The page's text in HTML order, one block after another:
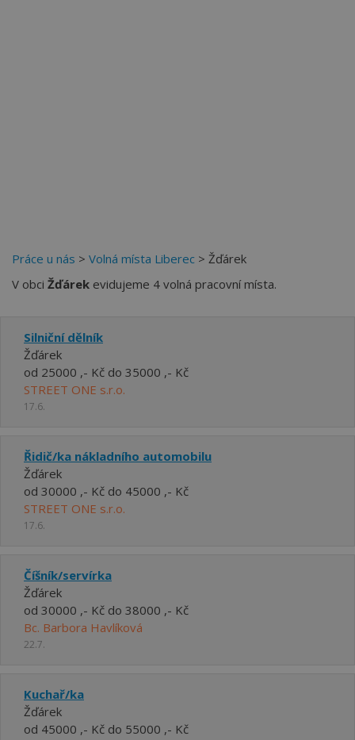
Práce u nás > Volná místa Liberec > Žďárek
V obci Žďárek evidujeme 4 volná pracovní místa.
Silniční dělník
Žďárek
od 25000 ,- Kč do 35000 ,- Kč
STREET ONE s.r.o.
17.6.
Řidič/ka nákladního automobilu
Žďárek
od 30000 ,- Kč do 45000 ,- Kč
STREET ONE s.r.o.
17.6.
Číšník/servírka
Žďárek
od 30000 ,- Kč do 38000 ,- Kč
Bc. Barbora Havlíková
22.7.
Kuchař/ka
Žďárek
od 45000 ,- Kč do 55000 ,- Kč